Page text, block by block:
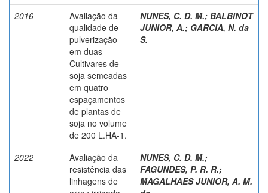
2016
Avaliação da
qualidade de
pulverização
em duas
Cultivares de
soja semeadas
em quatro
espaçamentos
de plantas de
soja no volume
de 200 L.HA-1.
NUNES, C. D. M.; BALBINOT
JUNIOR, A.; GARCIA, N. da
S.
2022
Avaliação da
resistência das
linhagens de
NUNES, C. D. M.;
FAGUNDES, P. R. R.;
MAGALHAES JUNIOR, A. M.